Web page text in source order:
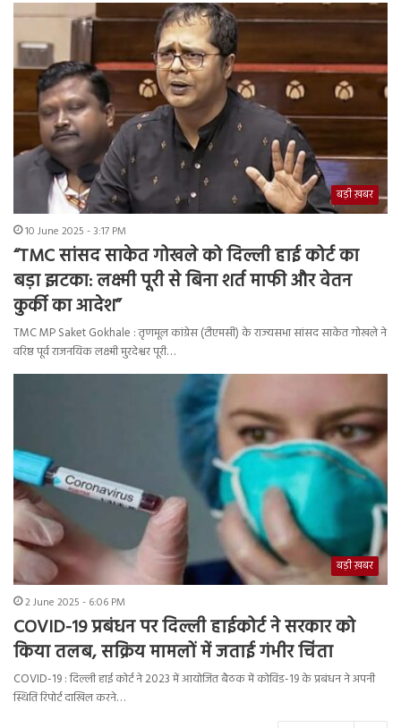
बड़ी ख़बर
10 June 2025 - 3:17 PM
“TMC सांसद साकेत गोखले को दिल्ली हाई कोर्ट का
बड़ा झटका: लक्ष्मी पूरी से बिना शर्त माफी और वेतन
कुर्की का आदेश”
TMC MP Saket Gokhale : तृणमूल कांग्रेस (टीएमसी) के राज्यसभा सांसद साकेत गोखले ने
वरिष्ठ पूर्व राजनयिक लक्ष्मी मुरदेश्वर पूरी…
बड़ी ख़बर
2 June 2025 - 6:06 PM
COVID-19 प्रबंधन पर दिल्ली हाईकोर्ट ने सरकार को
किया तलब, सक्रिय मामलों में जताई गंभीर चिंता
COVID-19 : दिल्ली हाई कोर्ट ने 2023 में आयोजित बैठक में कोविड-19 के प्रबंधन ने अपनी
स्थिति रिपोर्ट दाखिल करने…